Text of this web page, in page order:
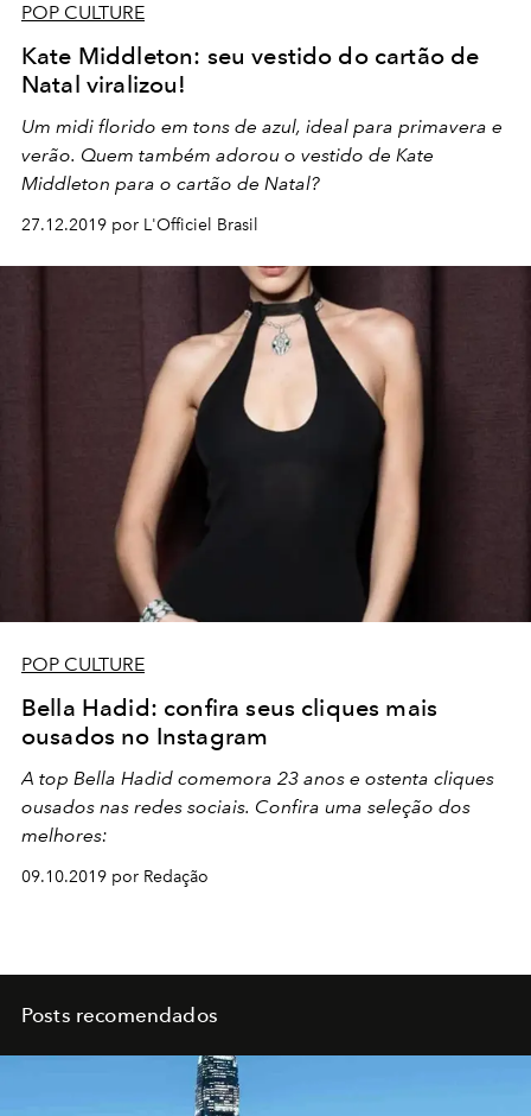
POP CULTURE
Kate Middleton: seu vestido do cartão de
Natal viralizou!
Um midi florido em tons de azul, ideal para primavera e
verão. Quem também adorou o vestido de Kate
Middleton para o cartão de Natal?
27.12.2019 por L'Officiel Brasil
POP CULTURE
Bella Hadid: confira seus cliques mais
ousados no Instagram
A top Bella Hadid comemora 23 anos e ostenta cliques
ousados nas redes sociais. Confira uma seleção dos
melhores:
09.10.2019 por Redação
Posts recomendados